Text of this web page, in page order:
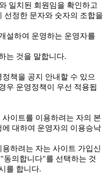
일치된 회원임을 확인하고
선정한 문자와 숫자의 조합을
설하여 운영하는 운영자를
는 것을 말합니다.
책을 공지 안내할 수 있으
우 운영정책이 우선 적용됩
이트를 이용하려는 자의 본
대하여 운영자의 이용승낙
하려는 자는 사이트 가입신
동의합니다"를 선택하는 것
를 합니다.